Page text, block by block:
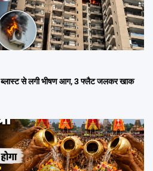
से लगी भीषण आग, 3 फ्लैट जलकर खाक